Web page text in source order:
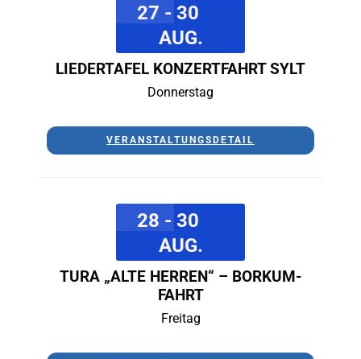
27 - 30
AUG.
LIEDERTAFEL KONZERTFAHRT SYLT
Donnerstag
VERANSTALTUNGSDETAIL
28 - 30
AUG.
TURA „ALTE HERREN“ – BORKUM-
FAHRT
Freitag